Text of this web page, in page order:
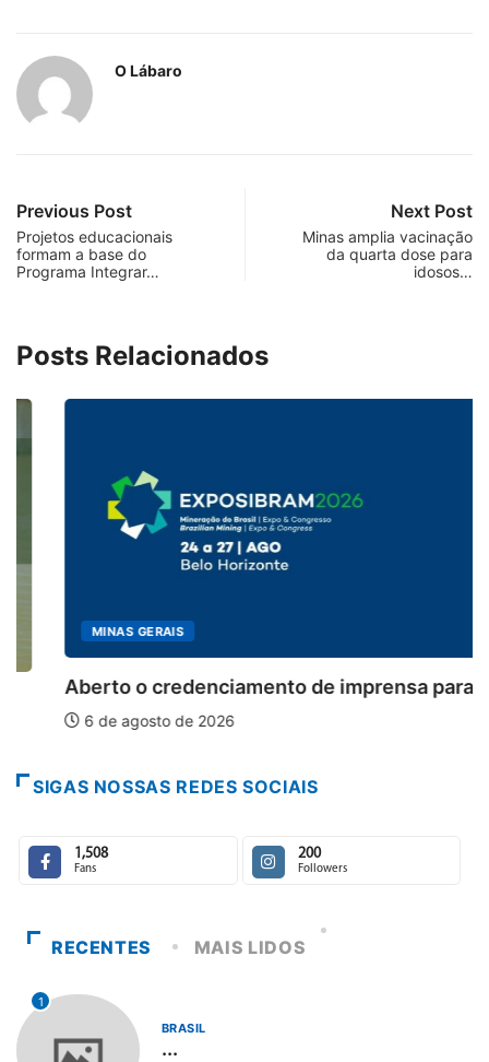
O Lábaro
Previous Post
Projetos educacionais
formam a base do
Programa Integrar…
Next Post
Minas amplia vacinação
da quarta dose para
idosos…
Posts Relacionados
MINAS GERAIS
Aberto o credenciamento de imprensa para a...
6 de agosto de 2026
SIGAS NOSSAS REDES SOCIAIS
1,508
Fans
200
Followers
RECENTES MAIS LIDOS
1
BRASIL
...